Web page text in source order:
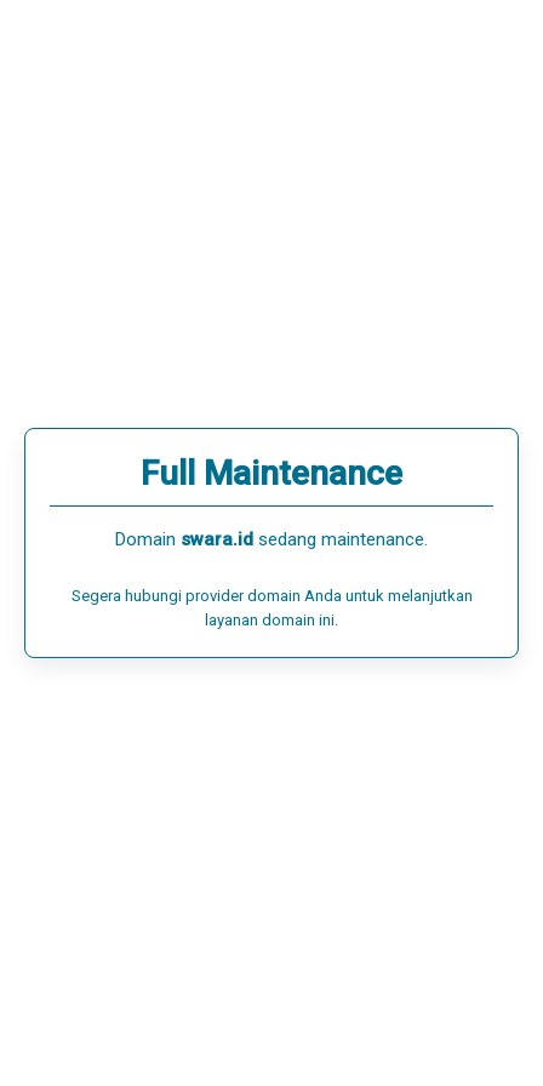
Full Maintenance
Domain swara.id sedang maintenance.
Segera hubungi provider domain Anda untuk melanjutkan
layanan domain ini.